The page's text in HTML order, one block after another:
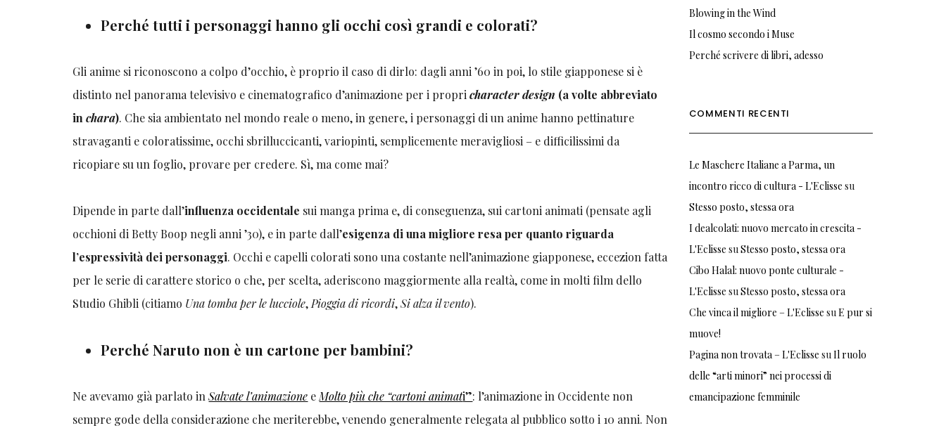
Perché tutti i personaggi hanno gli occhi così grandi e colorati?
Gli anime si riconoscono a colpo d’occhio, è proprio il caso di dirlo: dagli anni ’60 in poi, lo stile giapponese si è
distinto nel panorama televisivo e cinematografico d’animazione per i propricharacter design (a volte abbreviato
inchara). Che sia ambientato nel mondo reale o meno, in genere, i personaggi di un anime hanno pettinature
stravaganti e coloratissime, occhi sbrilluccicanti, variopinti, semplicemente meravigliosi – e difficilissimi da
ricopiare su un foglio, provare per credere. Sì, ma come mai?
Dipende in parte dall’influenza occidentale sui manga prima e, di conseguenza, sui cartoni animati (pensate agli
occhioni di Betty Boop negli anni ’30), e in parte dall’esigenza di una migliore resa per quanto riguarda
l’espressività dei personaggi. Occhi e capelli colorati sono una costante nell’animazione giapponese, eccezion fatta
per le serie di carattere storico o che, per scelta, aderiscono maggiormente alla realtà, come in molti film dello
Studio Ghibli (citiamo Una tomba per le lucciole, Pioggia di ricordi,Si alza il vento).
Perché Naruto non è un cartone per bambini?
Ne avevamo già parlato inSalvate l’animazione e Molto più che “cartoni animati”: l’animazione in Occidente non
sempre gode della considerazione che meriterebbe, venendo generalmente relegata al pubblico sotto i 10 anni. Non
Blowing in the Wind
Il cosmo secondo i Muse
Perché scrivere di libri, adesso
COMMENTI RECENTI
Le Maschere Italiane a Parma, un
incontro ricco di cultura - L'Eclisse su
Stesso posto, stessa ora
I dealcolati: nuovo mercato in crescita -
L'Eclisse suStesso posto, stessa ora
Cibo Halal: nuovo ponte culturale -
L'Eclisse suStesso posto, stessa ora
Che vinca il migliore – L'Eclisse suE pur si
muove!
Pagina non trovata – L'Eclisse suIl ruolo
delle “arti minori” nei processi di
emancipazione femminile